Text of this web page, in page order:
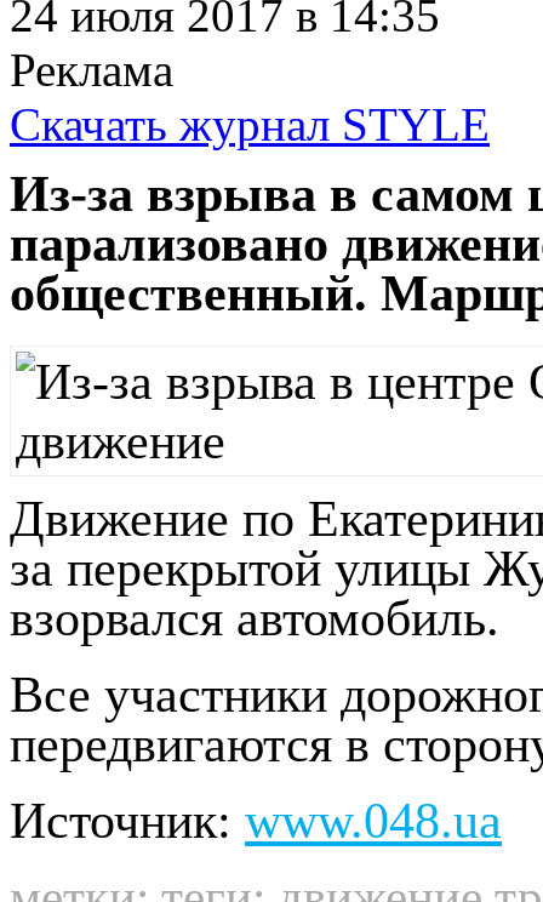
24 июля 2017 в 14:35
Реклама
Скачать журнал STYLE
Из-за взрыва в самом
парализовано
общественный.
Движение по
за перекрытой улицы
взорвался автомобиль.
Все участники
передвигаются в
Источник: www.048.ua